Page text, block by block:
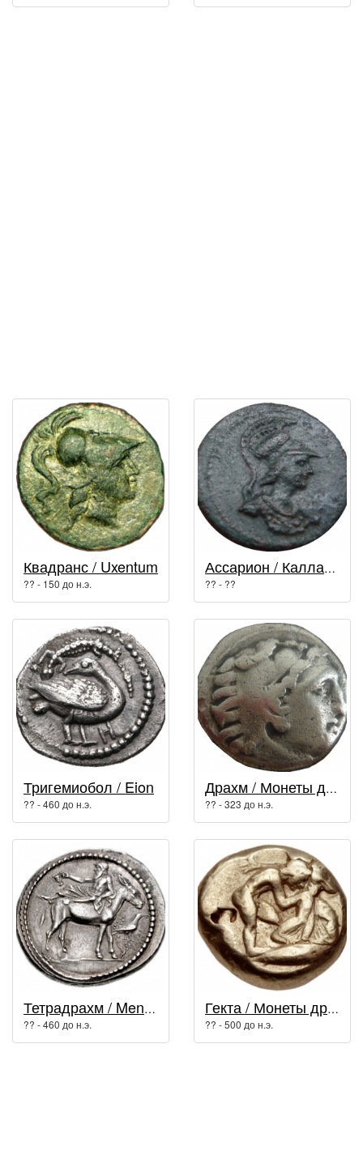
Квадранс / Uxentum
?? - 150 до н.э.
Ассарион / Каллатис
?? - ??
Тригемиобол / Eion
?? - 460 до н.э.
Драхм / Монеты древней Греции
?? - 323 до н.э.
Тетрадрахм / Mende
?? - 460 до н.э.
Гекта / Монеты древней Греции
?? - 500 до н.э.